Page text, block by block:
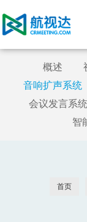
概述
音响扩声系统
会议发言系统
智
首页